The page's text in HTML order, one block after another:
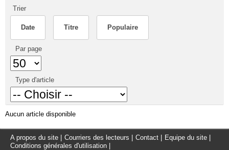
Trier
Date Titre Populaire
Par page
Type d'article
Aucun article disponible
A propos du site Courriers des lecteurs Contact Equipe du site
Conditions générales d'utilisation